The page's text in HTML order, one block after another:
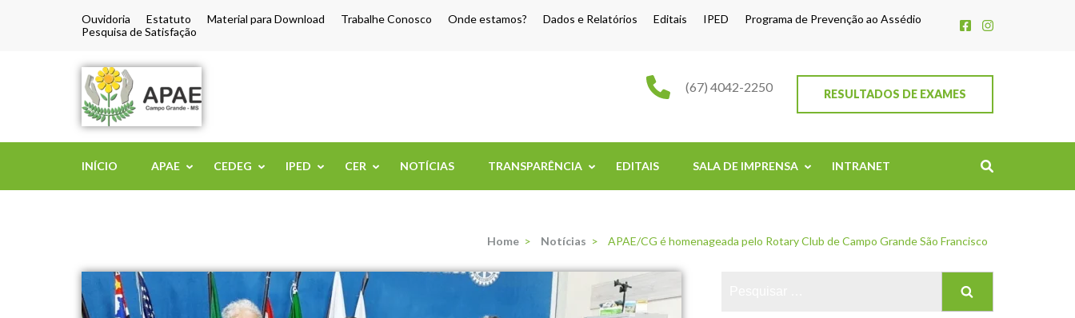
Ouvidoria Estatuto Material para Download Trabalhe Conosco Onde estamos? Dados e Relatórios Editais IPED
Programa de Prevenção ao Assédio
Pesquisa de Satisfação
RESULTADOS DE EXAMES
(67) 4042-2250
INÍCIO APAE CEDEG IPED CER NOTÍCIAS TRANSPARÊNCIA EDITAIS SALA DE IMPRENSA INTRANET
Home > Notícias > APAE/CG é homenageada pelo Rotary Club de Campo Grande São Francisco